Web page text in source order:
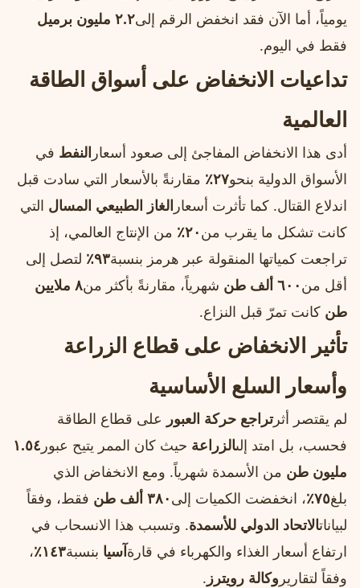
يومياً، أما الآن فقد انخفض الرقم إلى٢.٢ مليون برميل
فقط في اليوم.
تداعيات الانخفاض على أسواق الطاقة
العالمية
أدى هذا الانخفاض المفاجئ إلى صعود أسعار النفط في
الأسواق الدولية بنحو٢٧٪
مقارنةً بالأسعار التي سادت قبل
اندلاع القتال. كما تأثرت أسعار الغاز الطبيعي المسال التي
كانت تشكل ما يقرب من٢٠٪
من الإنتاج العالمي، إذ
تراجعت كمياتها المنقولة عبر هرمز بنسبة٩٣٪
لتصل إلى
أقل من٦٠٠ ألف طن شهرياً، مقارنةً بأكثر من
٨ ملايين
طن كانت تمرّ قبل النزاع.
تأثير الانخفاض على قطاع الزراعة
وأسعار السلع الأساسية
لم يقتصر أثرتراجع حركة العبور على قطاع الطاقة
فحسب، بل امتد إلىالزراعة حيث كان الممر يتيح عبور ١.٥٤
مليون طن من الأسمدة شهرياً. ومع الانخفاض الذي
بلغ٧٥٪ ، انخفضت الكميات إلى٣٨٠ ألف طن
فقط، وفقاً
لبياناتالاتحاد الدولي للأسمدة. وتسبب هذا الانسحاب في
ارتفاع أسعار الغذاء والكهرباء في قارةآسيا بنسبة١٤٣٪ ،
وفقاً لتقارير وكالة رويترز .